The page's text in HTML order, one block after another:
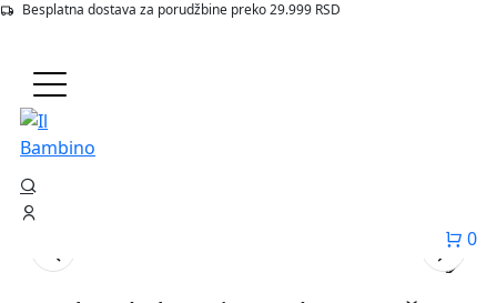
Besplatna dostava za porudžbine preko 29.999 RSD
0